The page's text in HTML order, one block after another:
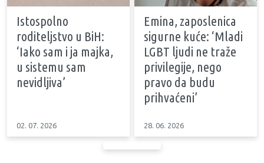
Istospolno
roditeljstvo u BiH:
‘Iako sam i ja majka,
u sistemu sam
nevidljiva’
02. 07. 2026
Emina, zaposlenica
sigurne kuće: ‘Mladi
LGBT ljudi ne traže
privilegije, nego
pravo da budu
prihvaćeni’
28. 06. 2026